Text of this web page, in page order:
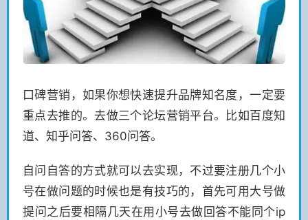
口碑营销，如果你想快速提升品牌知名度，一定要
重点去推的。去做三个论坛营销平台。比如百度知
道、知乎问答、360问答。
自问自答的方式就可以去实现，不过要注册几个小
号在做问题的时候也是有技巧的，首先可用大号做
提问之后要相隔几天在用小号去做回答不能同个ip